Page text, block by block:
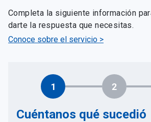
Completa la siguiente información
darte la respuesta que necesitas.
Conoce sobre el servicio >
1 2
Cuéntanos qué sucedió